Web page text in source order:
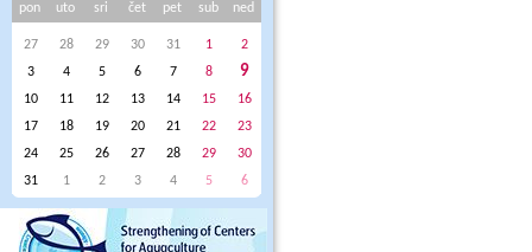
pon uto sri čet pet sub ned
27 28 29 30 31 1
2
3
4 5 6 7 8 9
10 11 12 13 14 15
16
17
18 19 20 21 22
23
24
25 26 27 28 29
30
31
1 2 3 4 5 6